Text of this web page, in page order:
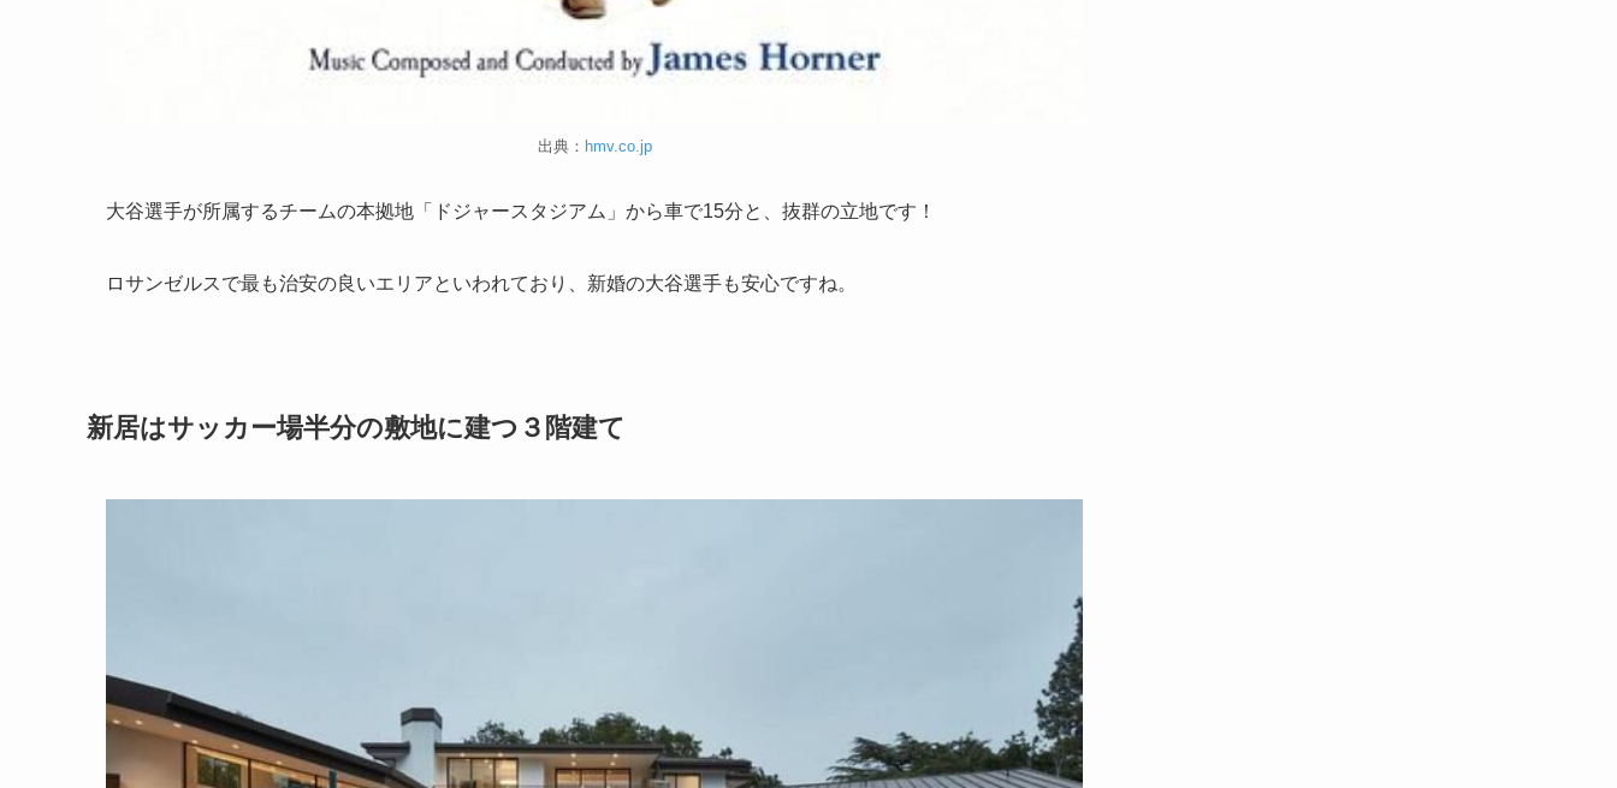
出典： hmv.co.jp
大谷選手が所属するチームの本拠地「ドジャースタジアム」から車で15分と、抜群の立地です！
ロサンゼルスで最も治安の良いエリアといわれており、新婚の大谷選手も安心ですね。
新居はサッカー場半分の敷地に建つ３階建て